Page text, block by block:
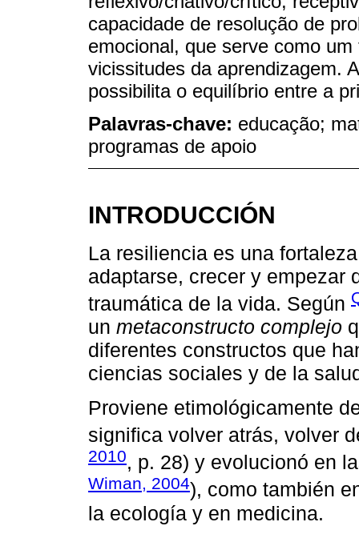
capacidade de resolução de
emocional, que serve como
vicissitudes da aprendizagem.
possibilita o equilíbrio entre a
Palavras-chave: educação;
programas de apoio
INTRODUCCIÓN
La resiliencia es una
adaptarse, crecer y empezar
traumática de la vida. Según
un metaconstructo complejo
diferentes constructos que
ciencias sociales y de la
Proviene etimológicamente
significa volver atrás, volver
2010, p. 28) y evolucionó en
Wiman, 2004), como también
la ecología y en medicina.